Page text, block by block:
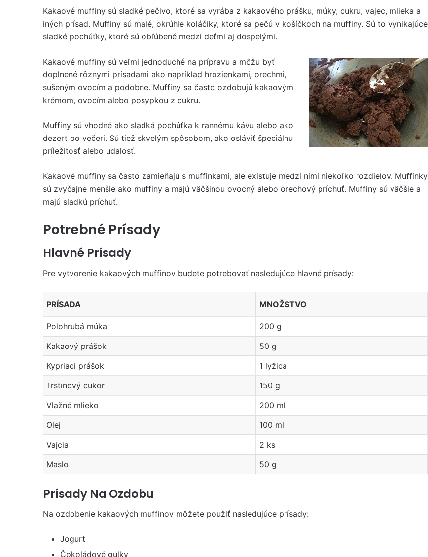
Kakaové muffiny sú sladké pečivo, ktoré sa vyrába z kakaového prášku, múky, cukru, vajec, mlieka a
iných prísad. Muffiny sú malé, okrúhle koláčiky, ktoré sa pečú v košíčkoch na muffiny. Sú to vynikajúce
sladké pochúťky, ktoré sú obľúbené medzi deťmi aj dospelými.
Kakaové muffiny sú veľmi jednoduché na prípravu a môžu byť
doplnené rôznymi prísadami ako napríklad hrozienkami, orechmi,
sušeným ovocím a podobne. Muffiny sa často ozdobujú kakaovým
krémom, ovocím alebo posypkou z cukru.
Muffiny sú vhodné ako sladká pochúťka k rannému kávu alebo ako
dezert po večeri. Sú tiež skvelým spôsobom, ako osláviť špeciálnu
príležitosť alebo udalosť.
Kakaové muffiny sa často zamieňajú s muffinkami, ale existuje medzi nimi niekoľko rozdielov. Muffinky
sú zvyčajne menšie ako muffiny a majú väčšinou ovocný alebo orechový príchuť. Muffiny sú väčšie a
majú sladkú príchuť.
Potrebné Prísady
Hlavné Prísady
Pre vytvorenie kakaových muffinov budete potrebovať nasledujúce hlavné prísady:
PRÍSADA MNOŽSTVO
Polohrubá múka
200 g
Kakaový prášok
50 g
Kypriaci prášok
1 lyžica
Trstinový cukor
150 g
Vlažné mlieko
200 ml
Olej
100 ml
Vajcia
2 ks
Maslo
50 g
Prísady Na Ozdobu
Na ozdobenie kakaových muffinov môžete použiť nasledujúce prísady:
Jogurt
Čokoládové gulky